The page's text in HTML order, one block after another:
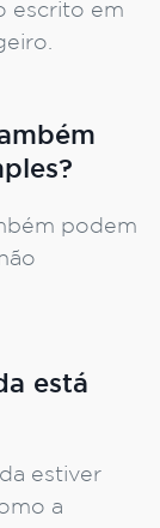
escrito em
podem
está
estiver
a